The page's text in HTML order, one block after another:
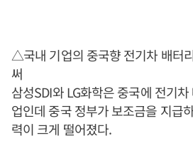
△국내 기업의 중국향 전기차 배터
써
삼성SDI와 LG화학은 중국에 전기
업인데 중국 정부가 보조금을 지급
력이 크게 떨어졌다.